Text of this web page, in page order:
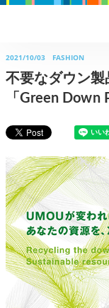
2021/10/03 FASHION
不要なダウン
「Green Down